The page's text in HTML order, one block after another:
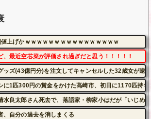
上げかｗｗｗｗｗｗｗｗｗｗｗｗｗｗｗｗ
、最近空芯菜が評価され過ぎだと思う！！！！！
ッズ(43億円分)を注文してキャンセルした32歳女が逮捕
に1匹300円の賞金をかけた高崎市、初日に1170匹持ち
水良太郎さん死去で、落語家・柳家小はだが「いじめ
、自分の過去を消しまくる